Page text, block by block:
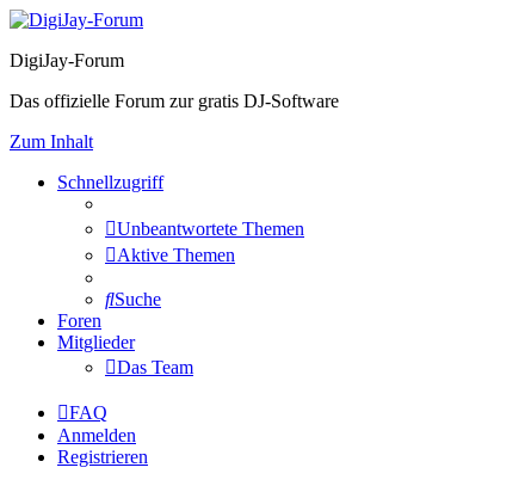
DigiJay-Forum
Das offizielle Forum zur gratis DJ-Software
Zum Inhalt
Schnellzugriff
Unbeantwortete Themen
Aktive Themen
Suche
Foren
Mitglieder
Das Team
FAQ
Anmelden
Registrieren